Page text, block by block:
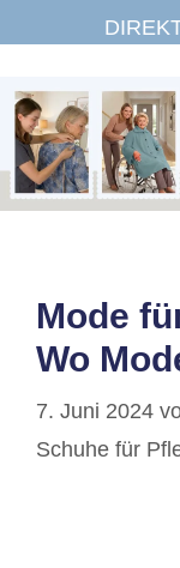
Inhalt
Mode
Wo
7. Juni 2024
Schuhe für